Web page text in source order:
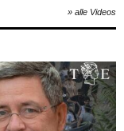
» alle Videos